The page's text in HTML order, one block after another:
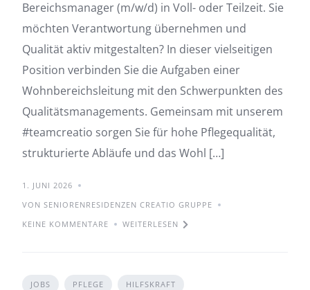
Bereichsmanager (m/w/d) in Voll- oder Teilzeit. Sie
möchten Verantwortung übernehmen und
Qualität aktiv mitgestalten? In dieser vielseitigen
Position verbinden Sie die Aufgaben einer
Wohnbereichsleitung mit den Schwerpunkten des
Qualitätsmanagements. Gemeinsam mit unserem
#teamcreatio sorgen Sie für hohe Pflegequalität,
strukturierte Abläufe und das Wohl […]
1. JUNI 2026
VON SENIORENRESIDENZEN CREATIO GRUPPE
KEINE KOMMENTARE
WEITERLESEN
JOBS PFLEGE HILFSKRAFT